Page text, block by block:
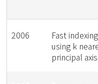
2006
Fast
using k
principal